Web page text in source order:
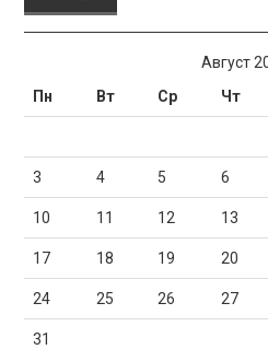
Август
Пн
Вт Ср Чт
3 4 5 6
10 11 12 13
17 18 19 20
24 25 26 27
31